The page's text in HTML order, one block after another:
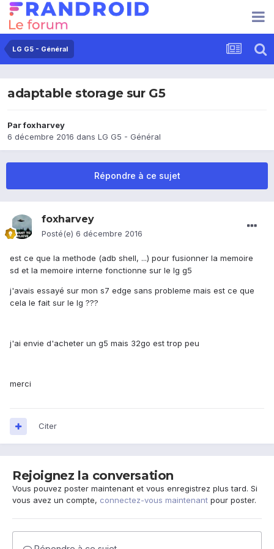
LG G5 - Général
adaptable storage sur G5
Parfoxharvey
6 décembre 2016 dans LG G5 - Général
Répondre à ce sujet
foxharvey
Posté(e) 6 décembre 2016
est ce que la methode (adb shell, ...) pour fusionner la memoire
sd et la memoire interne fonctionne sur le lg g5
j'avais essayé sur mon s7 edge sans probleme mais est ce que
cela le fait sur le lg ???
j'ai envie d'acheter un g5 mais 32go est trop peu
merci
Citer
Rejoignez la conversation
Vous pouvez poster maintenant et vous enregistrez plus tard. Si
vous avez un compte, connectez-vous maintenant pour poster.